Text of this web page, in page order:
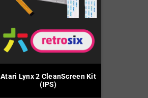
Atari Lynx 2 CleanScreen Kit
(IPS)